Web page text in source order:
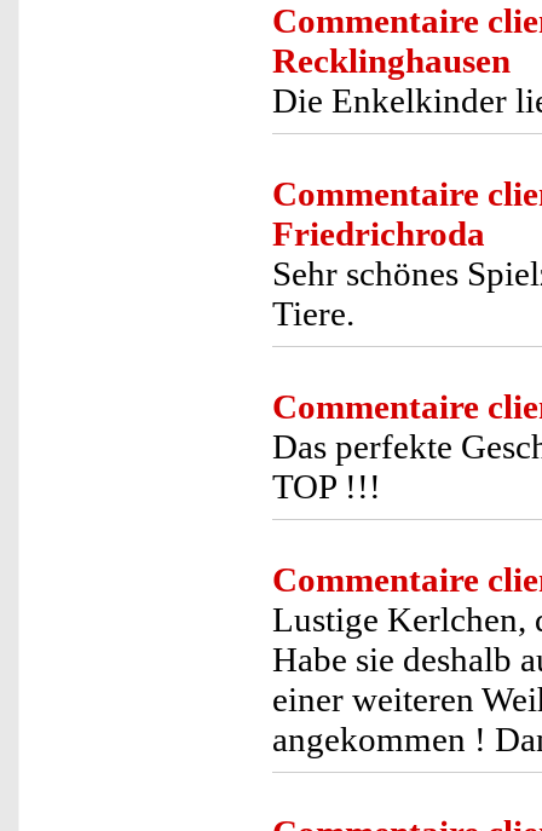
Commentaire
Recklinghausen
Die Enkelkinder
Commentaire
Friedrichroda
Sehr schönes
Tiere.
Commentaire
Das perfekte
TOP !!!
Commentaire
Lustige Kerlchen,
Habe sie deshalb
einer weiteren
angekommen !